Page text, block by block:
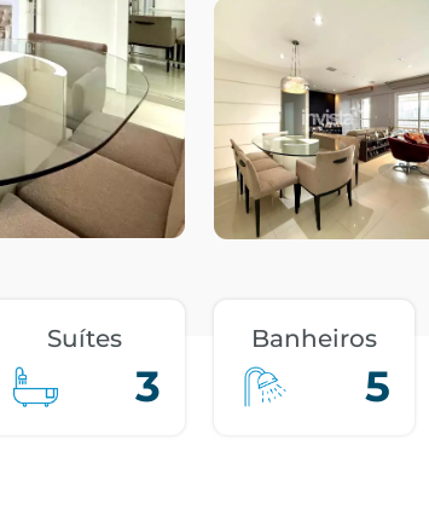
Suítes
3
Banheiros
5